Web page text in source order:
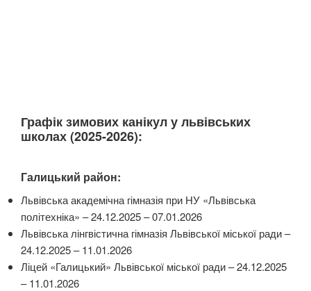
Графік зимових канікул у львівських
школах (2025-2026):
Галицький район:
Львівська академічна гімназія при НУ «Львівська
політехніка» – 24.12.2025 – 07.01.2026
Львівська лінгвістична гімназія Львівської міської ради –
24.12.2025 – 11.01.2026
Ліцей «Галицький» Львівської міської ради – 24.12.2025
– 11.01.2026